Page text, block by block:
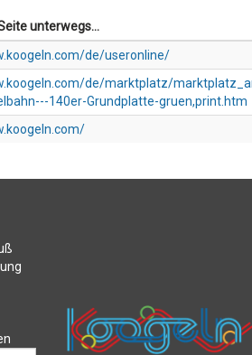
unterwegs...
de/useronline/
de/marktplatz/
140er-Grundplatte-gruen,print.htm